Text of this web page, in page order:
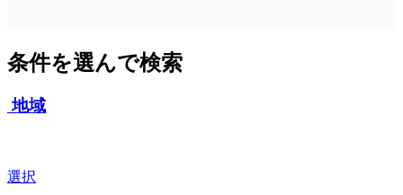
条件を選んで検索
地域
選択